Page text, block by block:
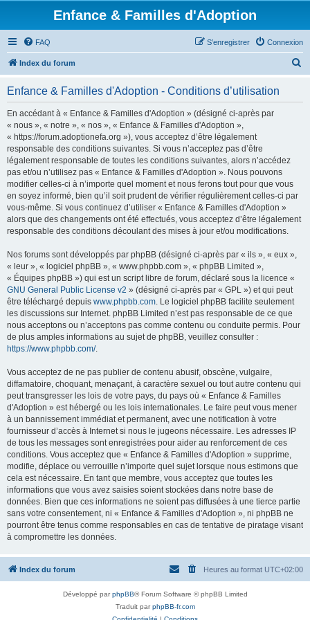
Enfance & Familles d'Adoption
FAQ Connexion
S’enregistrer
Index du forum
Enfance & Familles d'Adoption - Conditions d’utilisation
En accédant à « Enfance & Familles d'Adoption » (désigné ci-après par
« nous », « notre », « nos », « Enfance & Familles d'Adoption »,
« https://forum.adoptionefa.org »), vous acceptez d’être légalement
responsable des conditions suivantes. Si vous n’acceptez pas d’être
légalement responsable de toutes les conditions suivantes, alors n’accédez
pas et/ou n’utilisez pas « Enfance & Familles d'Adoption ». Nous pouvons
modifier celles-ci à n’importe quel moment et nous ferons tout pour que vous
en soyez informé, bien qu’il soit prudent de vérifier régulièrement celles-ci par
vous-même. Si vous continuez d’utiliser « Enfance & Familles d'Adoption »
alors que des changements ont été effectués, vous acceptez d’être légalement
responsable des conditions découlant des mises à jour et/ou modifications.
Nos forums sont développés par phpBB (désigné ci-après par « ils », « eux »,
« leur », « logiciel phpBB », « www.phpbb.com », « phpBB Limited »,
« Équipes phpBB ») qui est un script libre de forum, déclaré sous la licence «
GNU General Public License v2 » (désigné ci-après par « GPL ») et qui peut
être téléchargé depuis www.phpbb.com. Le logiciel phpBB facilite seulement
les discussions sur Internet. phpBB Limited n’est pas responsable de ce que
nous acceptons ou n’acceptons pas comme contenu ou conduite permis. Pour
de plus amples informations au sujet de phpBB, veuillez consulter :
https://www.phpbb.com/.
Vous acceptez de ne pas publier de contenu abusif, obscène, vulgaire,
diffamatoire, choquant, menaçant, à caractère sexuel ou tout autre contenu qui
peut transgresser les lois de votre pays, du pays où « Enfance & Familles
d'Adoption » est hébergé ou les lois internationales. Le faire peut vous mener
à un bannissement immédiat et permanent, avec une notification à votre
fournisseur d’accès à Internet si nous le jugeons nécessaire. Les adresses IP
de tous les messages sont enregistrées pour aider au renforcement de ces
conditions. Vous acceptez que « Enfance & Familles d'Adoption » supprime,
modifie, déplace ou verrouille n’importe quel sujet lorsque nous estimons que
cela est nécessaire. En tant que membre, vous acceptez que toutes les
informations que vous avez saisies soient stockées dans notre base de
données. Bien que ces informations ne soient pas diffusées à une tierce partie
sans votre consentement, ni « Enfance & Familles d'Adoption », ni phpBB ne
pourront être tenus comme responsables en cas de tentative de piratage visant
à compromettre les données.
Index du forum Heures au format UTC+02:00
Développé parphpBB® Forum Software © phpBB Limited
Traduit parphpBB-fr.com